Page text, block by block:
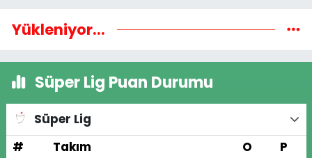
Yükleniyor...
Süper Lig Puan Durumu
Süper Lig
#
Takım O P